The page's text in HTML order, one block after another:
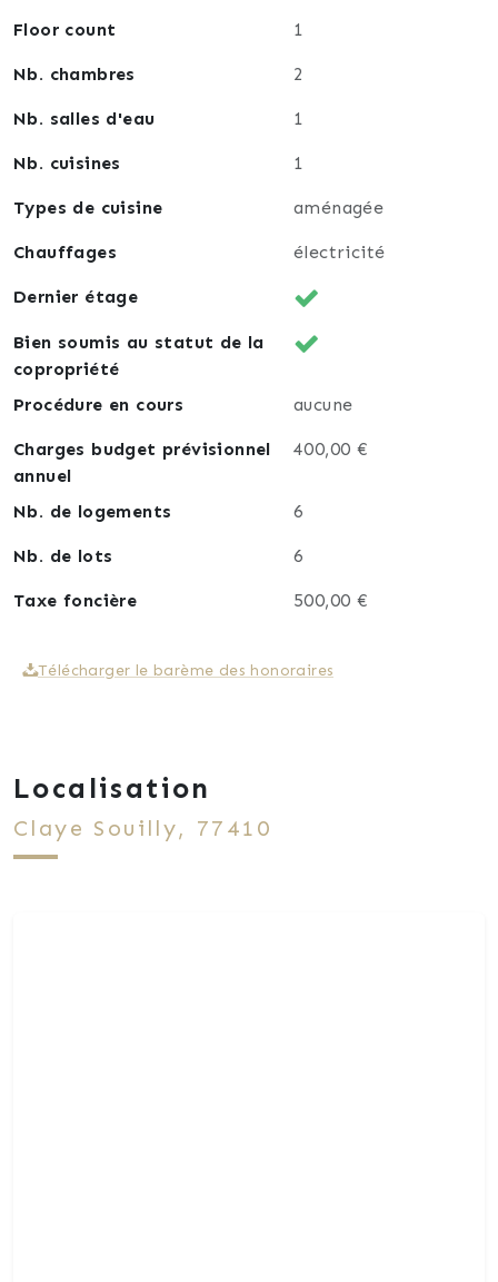
Floor count 1
Nb. chambres 2
Nb. salles d'eau 1
Nb. cuisines 1
Types de cuisine aménagée
Chauffages électricité
Dernier étage
Bien soumis au statut de la
copropriété
Procédure en cours
aucune
Charges budget prévisionnel
annuel
400,00 €
Nb. de logements 6
Nb. de lots 6
Taxe foncière 500,00 €
Télécharger le barème des honoraires
Localisation
Claye Souilly, 77410